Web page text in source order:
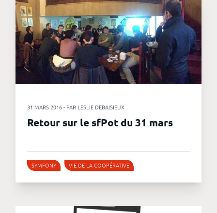
31 MARS 2016 - PAR LESLIE DEBAISIEUX
Retour sur le sfPot du 31 mars
SYMFONY VIE DE LA COOPÉRATIVE